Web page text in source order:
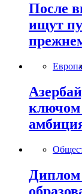
После
ищут
ключом
Диплом